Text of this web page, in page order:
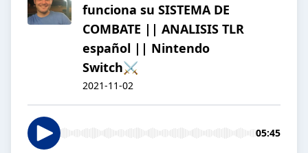
funciona su SISTEMA DE
COMBATE || ANALISIS TLR
español || Nintendo
Switch⚔️
2021-11-02
05:45